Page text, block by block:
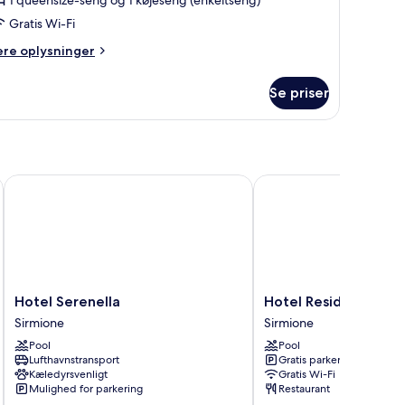
Gratis Wi-Fi
oplysninger
Se priser
Hotel
Serenella
Sirmione
Hotel Serenella
Sirmione
Pool
Lufthavnstransport
Kæledyrsvenligt
Mulighed for parkering
Hotel Serenella
Hotel
Residence
Holiday
Sirmione
Hotel Residence
Sirmione
Pool
Gratis parkering
Gratis Wi-Fi
Restaurant
Hotel Residence